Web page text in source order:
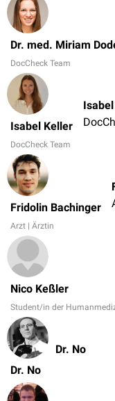
Dr. med. Miriam
DocCheck Team
Isabel Keller
DocCheck Team
Fridolin Bachinger
Arzt | Ärztin
Nico Keßler
Student/in der
Dr. No
Dr. No